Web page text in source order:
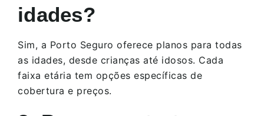
idades?
Sim, a Porto Seguro oferece planos para todas
as idades, desde crianças até idosos. Cada
faixa etária tem opções específicas de
cobertura e preços.